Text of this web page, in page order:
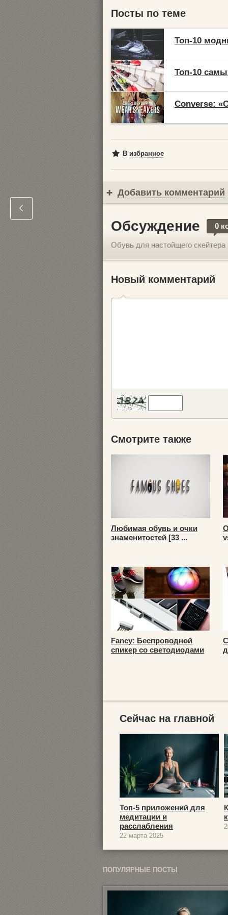
Посты по теме
Топ-10
Топ-10
Converse:
В избранное
Добавить комментарий
Обсуждение 0
Обувь для настойщего скейтера
Новый комментарий
Смотрите также
Любимая обувь и очки
знаменитостей [33 ...
Fancy: Беспроводной
спикер со светодиодами
Сейчас на главной
Топ-5 приложений для
медитации и
расслабления
22 марта 2025
ПОПУЛЯРНЫЕ ПОСТЫ